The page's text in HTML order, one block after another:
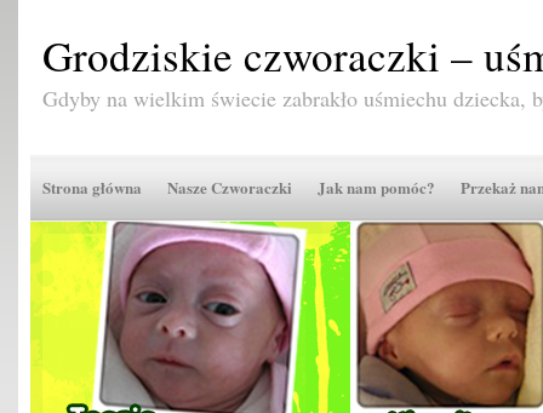
Grodziskie czworaczki –
Gdyby na wielkim świecie zabrakło uśmiechu dziecka,
Strona główna Nasze Czworaczki Jak nam pomóc? Przekaż